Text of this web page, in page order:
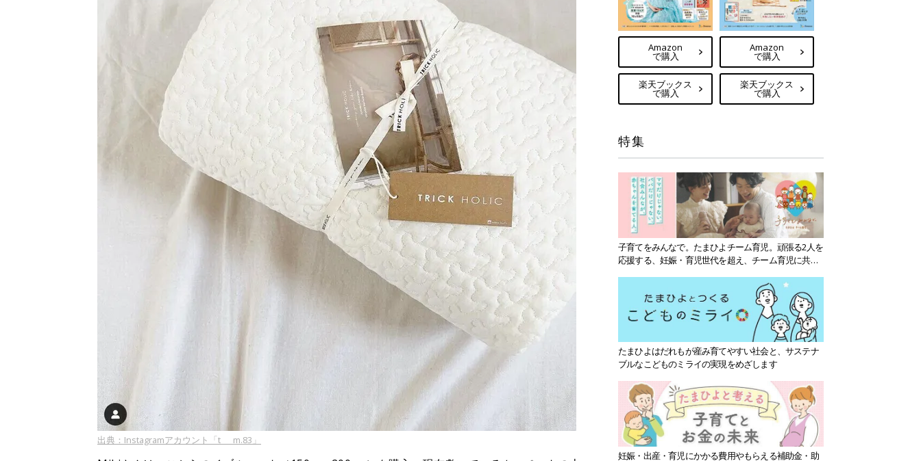
出典：Instagramアカウント「t___m.83」
Amazon
で購入
楽天ブックス
で購入
Amazon
で購入
楽天ブックス
で購入
特集
子育てをみんなで。たまひよチーム育児。頑張る2人を
応援する、妊娠・育児世代を超え、チーム育児に共感
たまひよはだれもが産み育てやすい社会と、サステナ
ブルなこどものミライの実現をめざします
妊娠・出産・育児にかかる費用やもらえる補助金・助